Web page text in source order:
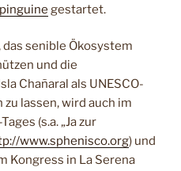
gestartet.
senible Ökosystem
und die
Chañaral als UNESCO-
lassen, wird auch im
(s.a. „Ja zur
www.sphenisco.org) und
Kongress in La Serena